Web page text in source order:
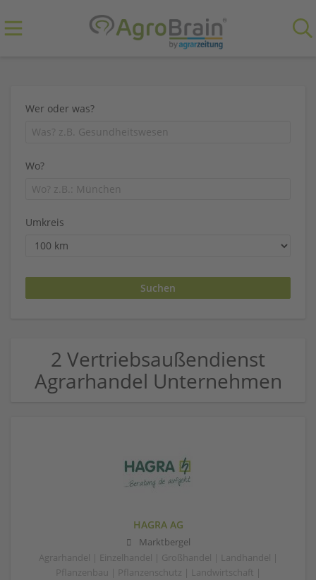
Wer oder was?
Wo?
Umkreis
2 Vertriebsaußendienst
Agrarhandel Unternehmen
HAGRA AG
Marktbergel
Agrarhandel | Einzelhandel | Großhandel | Landhandel |
Pflanzenbau | Pflanzenschutz | Landwirtschaft |